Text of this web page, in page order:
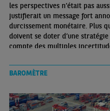
les perspectives n’était pas
justifierait un message fort
durcissement monétaire. Plus
doivent se doter d’une
compte des multiples
BAROMÈTRE